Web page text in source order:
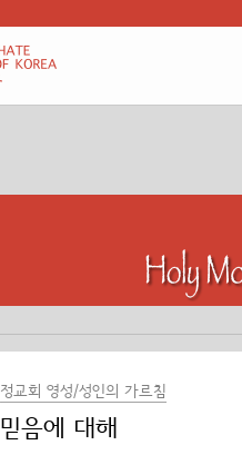
정교회 영성/성인의 가르침
믿음에 대해